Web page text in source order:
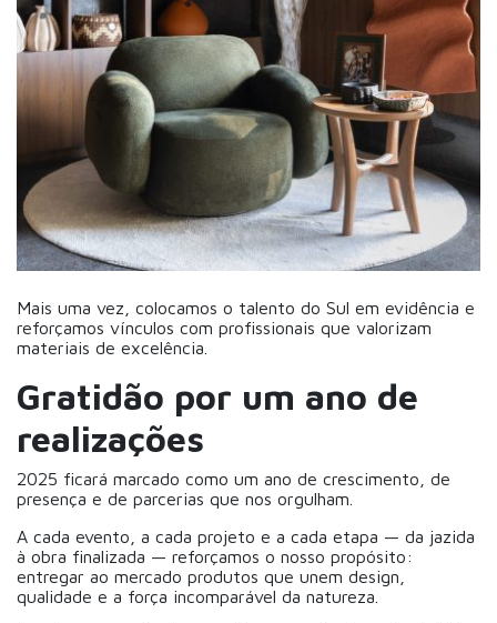
Mais uma vez, colocamos o talento do Sul em evidência e
reforçamos vínculos com profissionais que valorizam
materiais de excelência.
Gratidão por um ano de
realizações
2025 ficará marcado como um ano de crescimento, de
presença e de parcerias que nos orgulham.
A cada evento, a cada projeto e a cada etapa — da jazida
à obra finalizada — reforçamos o nosso propósito:
entregar ao mercado produtos que unem design,
qualidade e a força incomparável da natureza.